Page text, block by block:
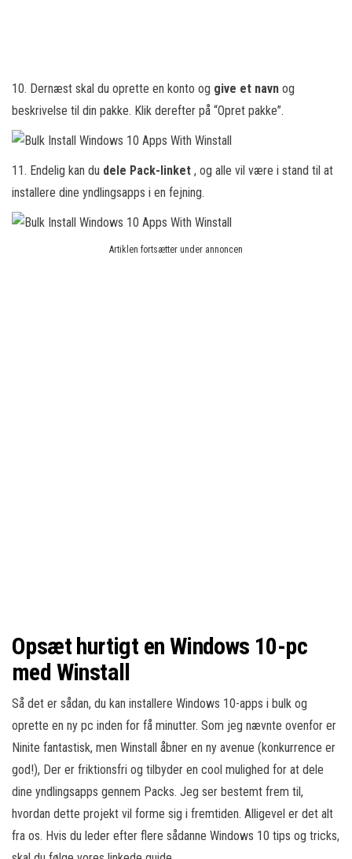
10. Dernæst skal du oprette en konto og give et navn og
beskrivelse til din pakke. Klik derefter på “Opret pakke”.
11. Endelig kan du dele Pack-linket , og alle vil være i stand til at
installere dine yndlingsapps i en fejning.
Artiklen fortsætter under annoncen
Opsæt hurtigt en Windows 10-pc
med Winstall
Så det er sådan, du kan installere Windows 10-apps i bulk og
oprette en ny pc inden for få minutter. Som jeg nævnte ovenfor er
Ninite fantastisk, men Winstall åbner en ny avenue (konkurrence er
god!), Der er friktionsfri og tilbyder en cool mulighed for at dele
dine yndlingsapps gennem Packs. Jeg ser bestemt frem til,
hvordan dette projekt vil forme sig i fremtiden. Alligevel er det alt
fra os. Hvis du leder efter flere sådanne Windows 10 tips og tricks,